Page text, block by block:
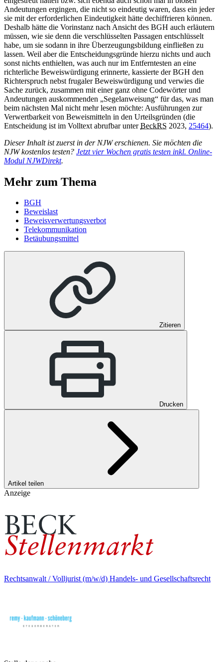
Andeutungen ergingen, die nicht so eindeutig waren, dass ein jeder
sie mit der erforderlichen Eindeutigkeit hätte dechiffrieren können.
Deshalb hätte die Vorinstanz nach Ansicht des BGH auch erläutern
müssen, wie sie denn die verschlüsselten Passagen entschlüsselt
habe, um sie sodann in ihre Überzeugungsbildung einfließen zu
lassen. Weil aber die Entscheidungsgründe hierzu nichts und auch
sonst nichts enthielten, was auch nur im Entferntesten an eine
richterliche Beweiswürdigung erinnerte, kassierte derBGH den
Richterspruch nebst frugaler Beweiswürdigung und verwies die
Sache zurück, zusammen mit einer ganz ohne Codewörter und
Andeutungen auskommenden „Segelanweisung“ für das, was man
beim nächsten Mal nicht mehr lesen möchte: Ausführungen zur
Verwertbarkeit von Beweismitteln in den Urteils­gründen (die
Entscheidung ist im Volltext abrufbar unterBeckRS 2023, 25464).
Dieser Inhalt ist zuerst in der NJW erschienen. Sie möchten die
NJW kostenlos testen? Jetzt vier Wochen gratis testen inkl. Online-
Modul NJWDirekt.
Mehr zum Thema
BGH
Beweislast
Beweisverwertungsverbot
Telekommunikation
Betäubungsmittel
Zitieren
Drucken
Artikel teilen
Anzeige
Rechtsanwalt / Volljurist (m/w/d) Handels- und Gesellschaftsrecht